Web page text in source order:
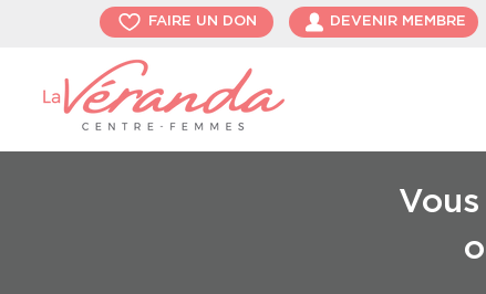
FAIRE UN DON DEVENIR MEMBRE